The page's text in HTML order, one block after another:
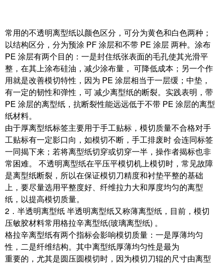
常用的不透明离型纸以颜色区分，可分为黄色和白色两种；
以结构区分，分为预涂 PF 涂层和不带 PE 涂层 两种。涂布
PE 涂层有两个目的：一是封住纸张表面的毛孔使其光滑平
整，在其上涂布硅油，减少涂布量， 可降低成本；另一个作
用就是改善模切特性，因为 PE 涂层相当于一层缓；中垫，
有一定的韧性和弹性，可 减少离型纸的断裂。实践表明，带
PE 涂层的离型纸，抗断裂性能远远低于不带 PE 涂层的离型
纸材料。
由于厚离型纸标签主要用于手工贴标，模切质量不合格对手
工贴标有一定影口向，如模切不断，手工排废时 会连同标签
一同揭下来；若将离型纸切穿或切穿一半，操作者揭标也非
常困难。 不透明离型纸在平压平模切机上模切时，常见故障
是离型纸断裂，所以在保证模切刀精度和衬垫平整的基础
上，要尽量选用平整度好、纤维拉力大和厚度均匀的离型
纸，以提高模切质量。
2．半透明离型纸 半透明离型纸又称薄离型纸，目前，模切
压敏胶材料常用格拉辛离型纸(玻璃离型纸) 。
格拉辛离型纸有两个指标会影响模切质量：一是厚薄均匀
性，二是纤维结构。其中离型纸厚薄均匀性是最为
重要的，尤其是圆压圆模切时，因为模切刀辊的尺寸由离型